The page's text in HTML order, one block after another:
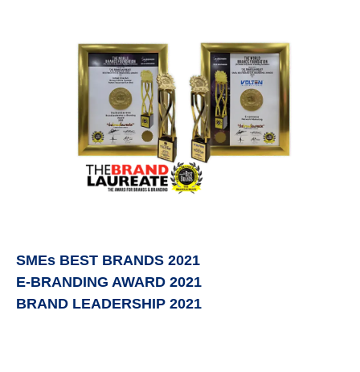
SMEs BEST BRANDS 2021
E-BRANDING AWARD 2021
BRAND LEADERSHIP 2021